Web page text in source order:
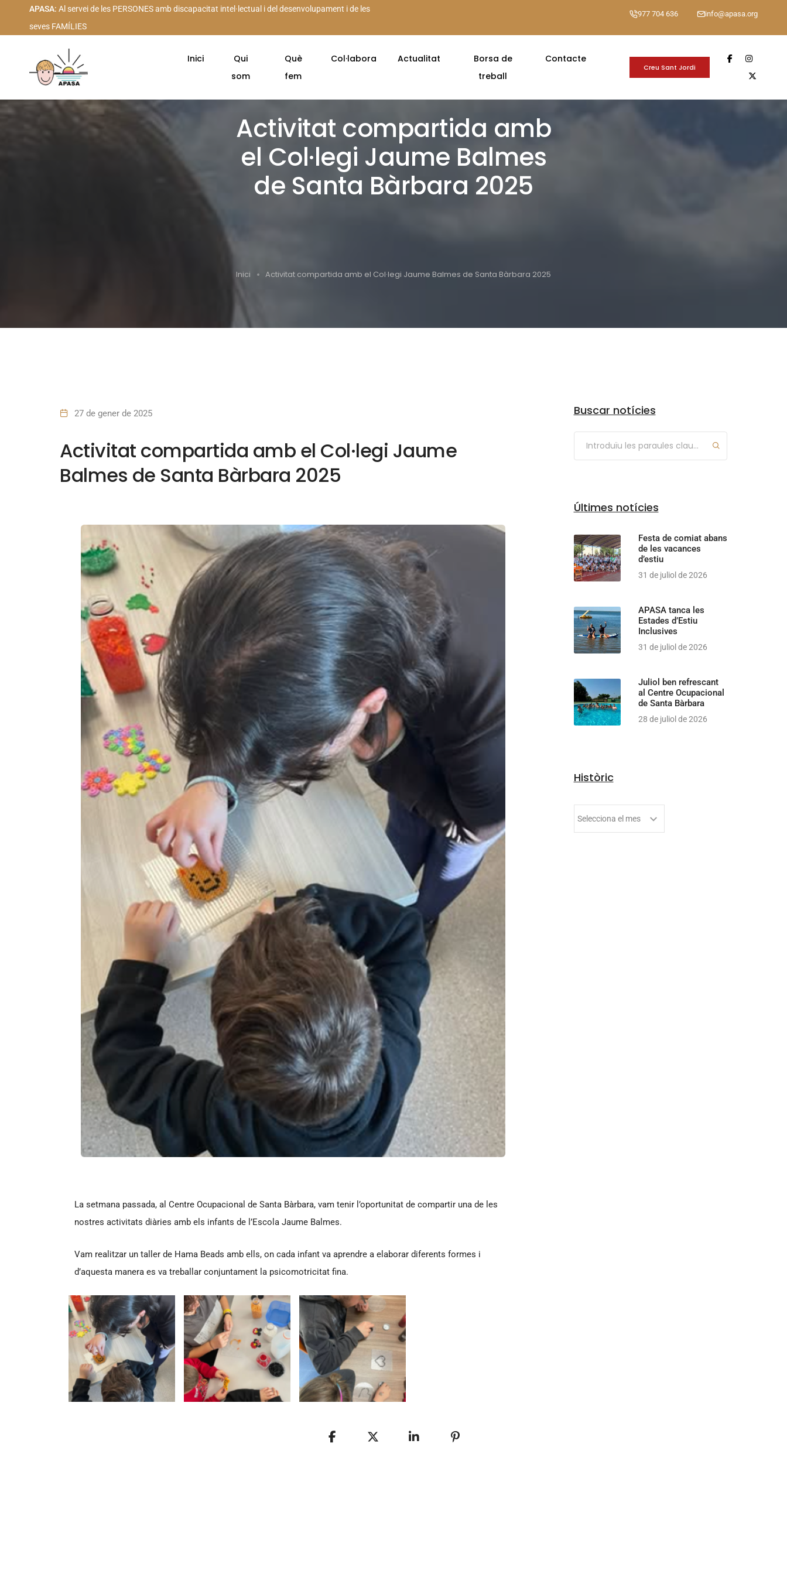
APASA: Al servei de les PERSONES amb discapacitat intel·lectual i del desenvolupament i de les
seves FAMÍLIES
977 704 636 info@apasa.org
Inici
Qui
som
Què
fem
Col·labora Actualitat
Borsa de
treball
Contacte
Creu Sant Jordi
Activitat compartida amb
el Col·legi Jaume Balmes
de Santa Bàrbara 2025
Inici Activitat compartida amb el Col·legi Jaume Balmes de Santa Bàrbara 2025
27 de gener de 2025
Activitat compartida amb el Col·legi Jaume
Balmes de Santa Bàrbara 2025
La setmana passada, al Centre Ocupacional de Santa Bàrbara, vam tenir l’oportunitat de compartir una de les
nostres activitats diàries amb els infants de l’Escola Jaume Balmes.
Vam realitzar un taller de Hama Beads amb ells, on cada infant va aprendre a elaborar diferents formes i
d’aquesta manera es va treballar conjuntament la psicomotricitat fina.
Buscar notícies
Últimes notícies
Festa de comiat abans
de les vacances
d’estiu
31 de juliol de 2026
APASA tanca les
Estades d’Estiu
Inclusives
31 de juliol de 2026
Juliol ben refrescant
al Centre Ocupacional
de Santa Bàrbara
28 de juliol de 2026
Històric